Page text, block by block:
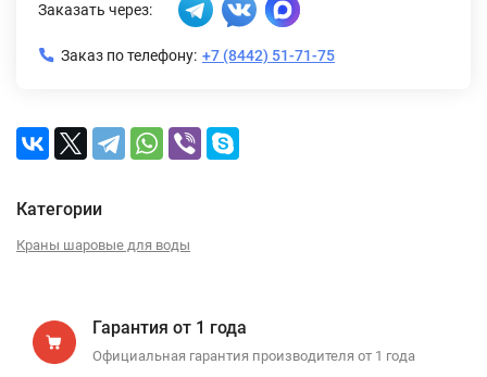
Заказать через:
Заказ по телефону: +7 (8442) 51-71-75
Категории
Краны шаровые для воды
Гарантия от 1 года
Официальная гарантия производителя от 1 года